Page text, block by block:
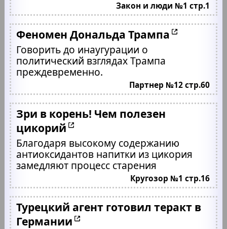
Закон и люди №1 стр.1
Феномен Дональда Трампа
Говорить до инаугурации о
политический взглядах Трампа
преждевременно.
Партнер №12 стр.60
Зри в корень! Чем полезен
цикорий
Благодаря высокому содержанию
антиоксидантов напитки из цикория
замедляют процесс старения
Кругозор №1 стр.16
Турецкий агент готовил теракт в
Германии